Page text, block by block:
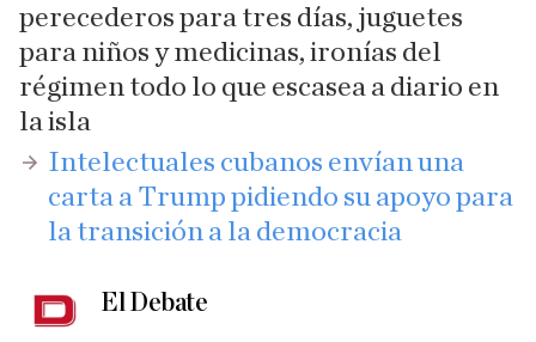
perecederos para tres días, juguetes
para niños y medicinas, ironías del
régimen todo lo que escasea a diario en
la isla
​Intelectuales cubanos envían una
carta a Trump pidiendo su apoyo para
la transición a la democracia
El Debate